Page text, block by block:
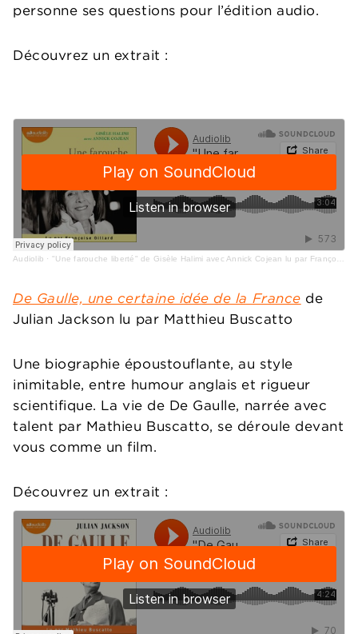
personne ses questions pour l’édition audio.
Découvrez un extrait :
Audiolib · "Une farouche liberté" de Gisèle Halimi avec Annick Cojean lu par Françoise Gillard
De Gaulle, une certaine idée de la France de
Julian Jackson lu par Matthieu Buscatto
Une biographie époustouflante, au style
inimitable, entre humour anglais et rigueur
scientifique. La vie de De Gaulle, narrée avec
talent par Mathieu Buscatto, se déroule devant
vous comme un film.
Découvrez un extrait :